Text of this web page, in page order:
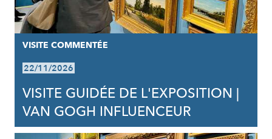
VISITE COMMENTÉE
22/11/2026
VISITE GUIDÉE DE L'EXPOSITION |
VAN GOGH INFLUENCEUR